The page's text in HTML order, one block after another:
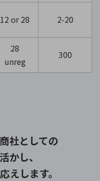
12 or 28 2-20
28
unreg
300
社としての
かし、
えします。